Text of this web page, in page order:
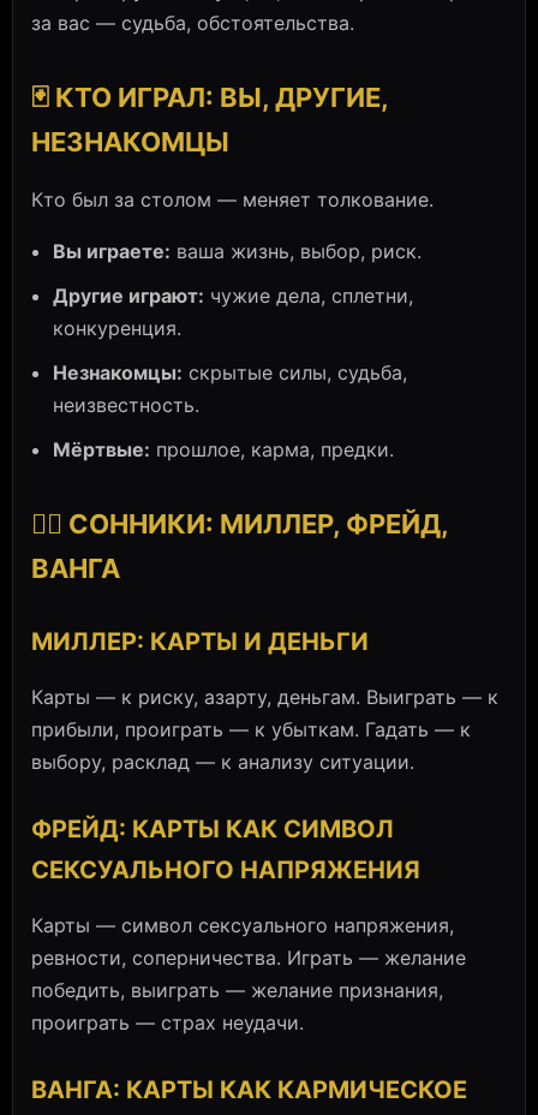
за вас — судьба, обстоятельства.
🃏 КТО ИГРАЛ: ВЫ, ДРУГИЕ,
НЕЗНАКОМЦЫ
Кто был за столом — меняет толкование.
Вы играете: ваша жизнь, выбор, риск.
Другие играют: чужие дела, сплетни,
конкуренция.
Незнакомцы: скрытые силы, судьба,
неизвестность.
Мёртвые: прошлое, карма, предки.
👨‍⚕️ СОННИКИ: МИЛЛЕР, ФРЕЙД,
ВАНГА
МИЛЛЕР: КАРТЫ И ДЕНЬГИ
Карты — к риску, азарту, деньгам. Выиграть — к
прибыли, проиграть — к убыткам. Гадать — к
выбору, расклад — к анализу ситуации.
ФРЕЙД: КАРТЫ КАК СИМВОЛ
СЕКСУАЛЬНОГО НАПРЯЖЕНИЯ
Карты — символ сексуального напряжения,
ревности, соперничества. Играть — желание
победить, выиграть — желание признания,
проиграть — страх неудачи.
ВАНГА: КАРТЫ КАК КАРМИЧЕСКОЕ